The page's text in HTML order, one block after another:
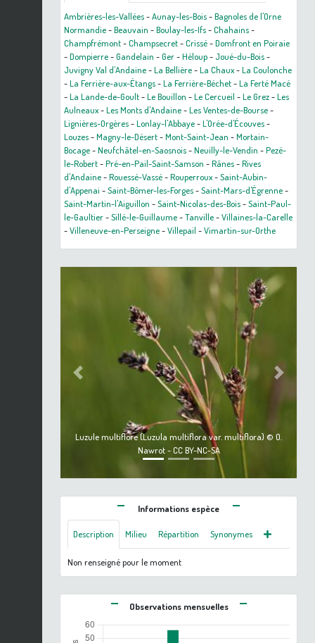
Ambrières-les-Vallées-Aunay-les-Bois-Bagnoles de l'Orne
Normandie-Beauvain -Boulay-les-Ifs-Chahains-
Champfrémont-Champsecret-Crissé-Domfront en Poiraie
-Dompierre-Gandelain -Ger-Héloup- Joué-du-Bois-
Juvigny Val d'Andaine-La Bellière-La Chaux-La Coulonche
-La Ferrière-aux-Étangs-La Ferrière-Béchet-La Ferté Macé
-La Lande-de-Goult-Le Bouillon -Le Cercueil -Le Grez-Les
Aulneaux-Les Monts d'Andaine-Les Ventes-de-Bourse-
Lignières-Orgères-Lonlay-l'Abbaye-L'Orée-d'Écouves-
Louzes-Magny-le-Désert-Mont-Saint-Jean -Mortain-
Bocage-Neufchâtel-en-Saosnois-Neuilly-le-Vendin -Pezé-
le-Robert-Pré-en-Pail-Saint-Samson -Rânes-Rives
d'Andaine-Rouessé-Vassé-Rouperroux-Saint-Aubin-
d'Appenai -Saint-Bômer-les-Forges-Saint-Mars-d'Égrenne-
Saint-Martin-l'Aiguillon -Saint-Nicolas-des-Bois-Saint-Paul-
le-Gaultier-Sillé-le-Guillaume-Tanville-Villaines-la-Carelle
-Villeneuve-en-Perseigne-Villepail -Vimartin-sur-Orthe
Luzule multiflore (Luzula multiflora var. multiflora) © O.
Nawrot - CC BY-NC-SA
Previous Next
Informations espèce
Description Milieu Répartition Synonymes
Non renseigné pour le moment
Observations mensuelles